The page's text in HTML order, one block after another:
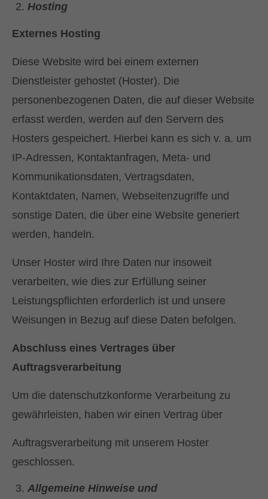
Hosting
Externes Hosting
Diese Website wird bei einem externen
Dienstleister gehostet (Hoster). Die
personenbezogenen Daten, die auf dieser Website
erfasst werden, werden auf den Servern des
Hosters gespeichert. Hierbei kann es sich v. a. um
IP-Adressen, Kontaktanfragen, Meta- und
Kommunikationsdaten, Vertragsdaten,
Kontaktdaten, Namen, Webseitenzugriffe und
sonstige Daten, die über eine Website generiert
werden, handeln.
Unser Hoster wird Ihre Daten nur insoweit
verarbeiten, wie dies zur Erfüllung seiner
Leistungspflichten erforderlich ist und unsere
Weisungen in Bezug auf diese Daten befolgen.
Abschluss eines Vertrages über
Auftragsverarbeitung
Um die datenschutzkonforme Verarbeitung zu
gewährleisten, haben wir einen Vertrag über
Auftragsverarbeitung mit unserem Hoster
geschlossen.
Allgemeine Hinweise und